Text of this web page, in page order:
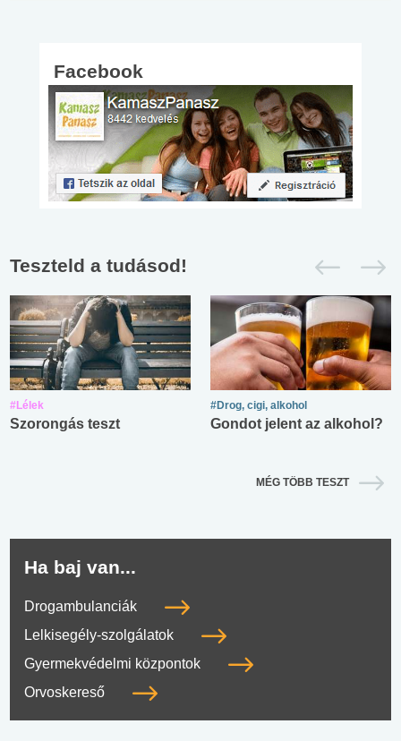
Facebook
Teszteld a tudásod!
#Lélek
Szorongás teszt
#Drog, cigi, alkohol
Gondot jelent az alkohol?
MÉG TÖBB TESZT
Ha baj van...
Drogambulanciák
Lelkisegély-szolgálatok
Gyermekvédelmi központok
Orvoskereső